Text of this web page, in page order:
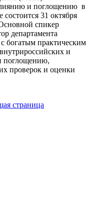
и поглощению в
31 октября
спикер
департамента
богатым практическим
и
поглощению,
проверок и оценки
страница